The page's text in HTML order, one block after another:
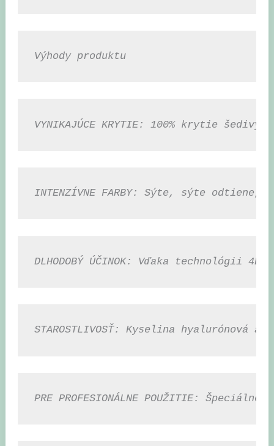
Výhody produktu
VYNIKAJÚCE KRYTIE: 100% krytie
INTENZÍVNE FARBY: Sýte, sýte
DLHODOBÝ ÚČINOK: Vďaka technológii
STAROSTLIVOSŤ: Kyselina
PRE PROFESIONÁLNE POUŽITIE: